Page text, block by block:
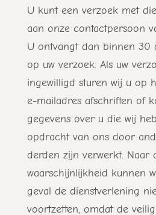
U kunt een verzoek met
aan onze contactpersoon
U ontvangt dan binnen 30
op uw verzoek. Als uw
ingewilligd sturen wij u op
e-mailadres afschriften of
gegevens over u die wij
opdracht van ons door
derden zijn verwerkt. Naar
waarschijnlijkheid kunnen
geval de dienstverlening
voortzetten, omdat de